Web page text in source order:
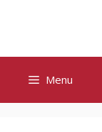
conteúdo
Menu